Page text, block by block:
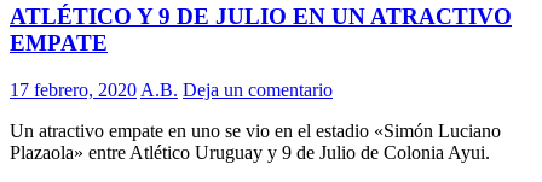
ATLÉTICO Y 9 DE JULIO EN UN ATRACTIVO
EMPATE
17 febrero, 2020 A.B. Deja un comentario
Un atractivo empate en uno se vio en el estadio «Simón Luciano
Plazaola» entre Atlético Uruguay y 9 de Julio de Colonia Ayui.